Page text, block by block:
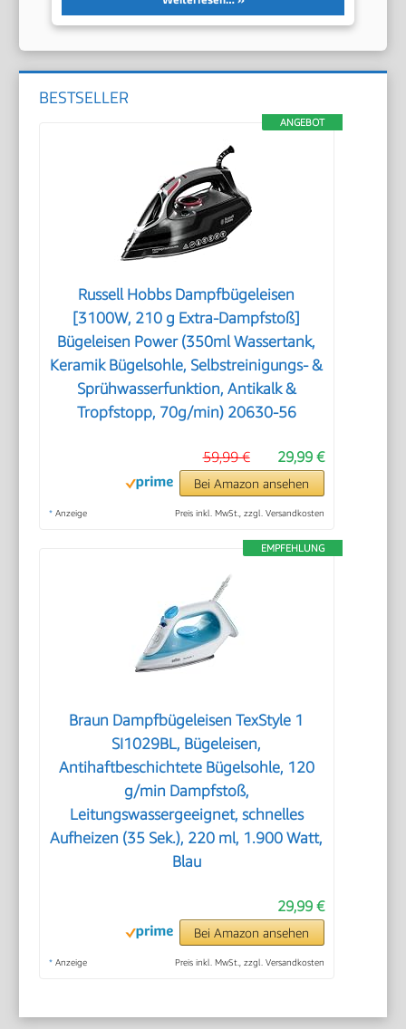
BESTSELLER
ANGEBOT
Russell Hobbs Dampfbügeleisen
[3100W, 210 g Extra-Dampfstoß]
Bügeleisen Power (350ml Wassertank,
Keramik Bügelsohle, Selbstreinigungs- &
Sprühwasserfunktion, Antikalk &
Tropfstopp, 70g/min) 20630-56
29,99 €
59,99 €
Bei Amazon ansehen
* Anzeige Preis inkl. MwSt., zzgl. Versandkosten
EMPFEHLUNG
Braun Dampfbügeleisen TexStyle 1
SI1029BL, Bügeleisen,
Antihaftbeschichtete Bügelsohle, 120
g/min Dampfstoß,
Leitungswassergeeignet, schnelles
Aufheizen (35 Sek.), 220 ml, 1.900 Watt,
Blau
29,99 €
Bei Amazon ansehen
* Anzeige Preis inkl. MwSt., zzgl. Versandkosten